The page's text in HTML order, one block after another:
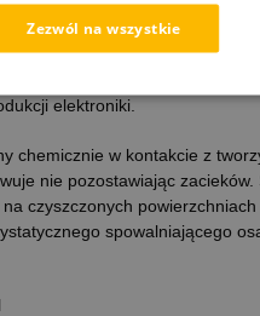
wody demineralizowanej
i antystatycznych, umożliwia
elektroniki.
chemicznie w kontakcie z
nie pozostawiając zacieków.
czyszczonych
spowalniającego
Zezwól na wszystkie